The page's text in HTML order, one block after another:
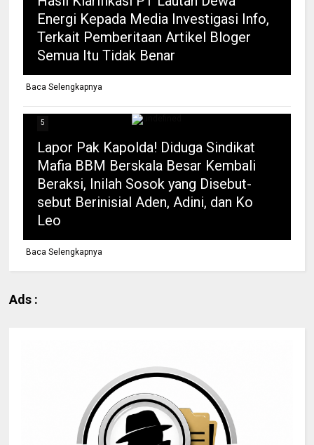
Energi Kepada Media Investigasi Info,
Terkait Pemberitaan Artikel Bloger
Semua Itu Tidak Benar
Baca Selengkapnya
5
Lapor Pak Kapolda! Diduga Sindikat
Mafia BBM Berskala Besar Kembali
Beraksi, Inilah Sosok yang Disebut-
sebut Berinisial Aden, Adini, dan Ko
Leo
Baca Selengkapnya
Ads :